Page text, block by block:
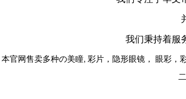
我们秉持着服
本官网售卖多种の美瞳, 彩片，隐形眼镜， 眼彩，